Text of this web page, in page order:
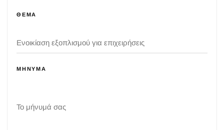
ΘΈΜΑ
ΜΉΝΥΜΑ